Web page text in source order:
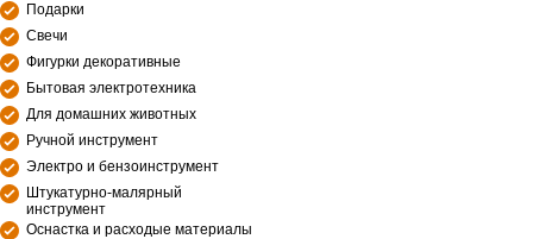
Подарки
Свечи
Фигурки декоративные
Бытовая электротехника
Для домашних животных
Ручной инструмент
Электро и бензоинструмент
Штукатурно-малярный
инструмент
Оснастка и расходые материалы